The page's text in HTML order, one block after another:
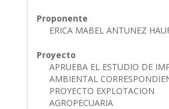
Proponente
ERICA MABEL ANTUNEZ
Proyecto
APRUEBA EL ESTUDIO DE
AMBIENTAL
PROYECTO EXPLOTACION
AGROPECUARIA